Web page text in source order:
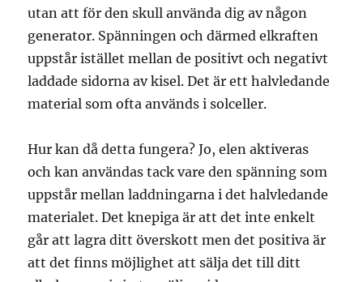
utan att för den skull använda dig av någon
generator. Spänningen och därmed elkraften
uppstår istället mellan de positivt och negativt
laddade sidorna av kisel. Det är ett halvledande
material som ofta används i solceller.
Hur kan då detta fungera? Jo, elen aktiveras
och kan användas tack vare den spänning som
uppstår mellan laddningarna i det halvledande
materialet. Det knepiga är att det inte enkelt
går att lagra ditt överskott men det positiva är
att det finns möjlighet att sälja det till ditt